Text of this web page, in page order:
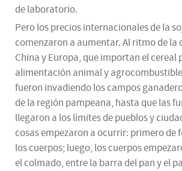
de laboratorio.
Pero los precios internacionales de la
comenzaron a aumentar. Al ritmo de la
China y Europa, que importan el cereal
alimentación animal y
fueron invadiendo los campos
de la región pampeana, hasta que las
llegaron a los límites de pueblos y
cosas empezaron a ocurrir: primero de
los cuerpos; luego, los cuerpos
el colmado, entre la barra del pan y el